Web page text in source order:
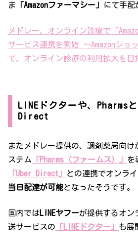
ま 「Amazonファーマシー」 にて手配
メドレー、オンライン診療で「
サービス連携を開始 ～Amazonショ
て、オンライン診療の利用拡大を目
LINEドクターや、Pharms
Direct
またメドレー提供の、調剤薬局向け
ステム 「Pharms（ファームス）」 を
「Uber Direct」
との連携でオンラ
当日配達が可能となったそうです。
国内ではLINEヤフーが提供するオン
送サービスの 「LINEドクター」 も展